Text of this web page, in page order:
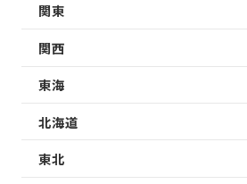
関東
関西
東海
北海道
東北